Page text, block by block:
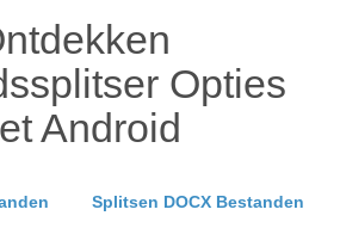
Opties
Android
Splitsen DOCX Bestanden